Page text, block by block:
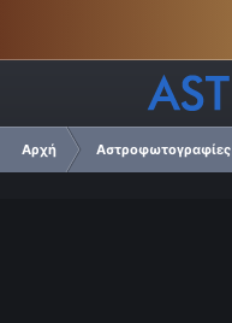
Αρχή Αστροφωτογραφίες